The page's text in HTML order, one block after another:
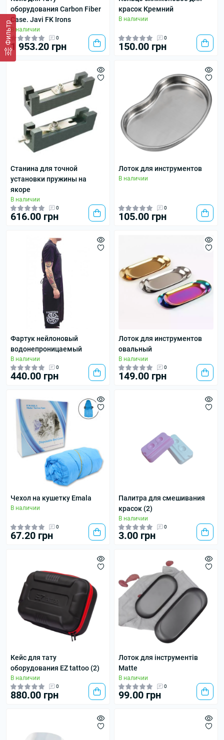
Фильтр
оборудования Carbon Fiber
Case. Javi FK Irons
В наличии
0
1 953.20 грн
красок Кремний
В наличии
0
150.00 грн
Станина для точной
установки пружины на
якоре
В наличии
0
616.00 грн
Лоток для инструментов
В наличии
0
105.00 грн
Фартук нейлоновый
водонепроницаемый
В наличии
0
440.00 грн
Лоток для инструментов
овальный
В наличии
0
149.00 грн
Чехол на кушетку Emala
В наличии
0
67.20 грн
Палитра для смешивания
красок (2)
В наличии
0
3.00 грн
Кейс для тату
оборудования EZ tattoo (2)
В наличии
0
880.00 грн
Лоток для інструментів
Matte
В наличии
0
99.00 грн